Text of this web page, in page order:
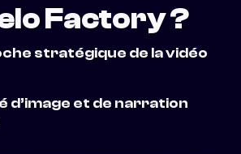
Factory ?
stratégique de la vidéo
d’image et de narration